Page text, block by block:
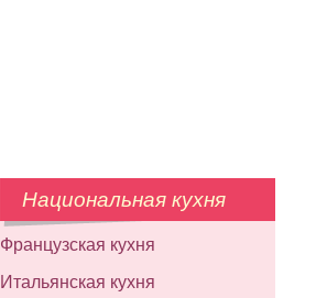
Национальная кухня
Французская кухня
Итальянская кухня